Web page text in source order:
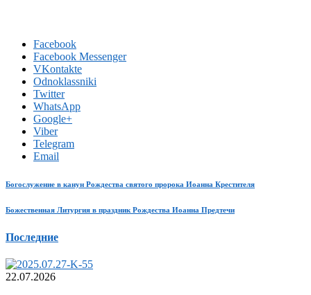
Facebook
Facebook Messenger
VKontakte
Odnoklassniki
Twitter
WhatsApp
Google+
Viber
Telegram
Email
Богослужение в канун Рождества святого пророка Иоанна Крестителя
Божественная Литургия в праздник Рождества Иоанна Предтечи
Последние
22.07.2026